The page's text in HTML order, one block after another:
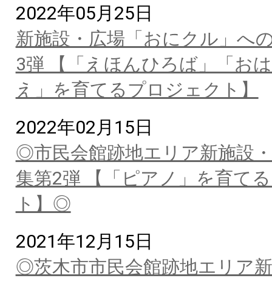
2022年05月25日
新施設・広場「おにクル」へ
3弾 【「えほんひろば」「お
え」を育てるプロジェクト】
2022年02月15日
◎市民会館跡地エリア新施設
集第2弾 【「ピアノ」を育て
ト】◎
2021年12月15日
◎茨木市市民会館跡地エリア